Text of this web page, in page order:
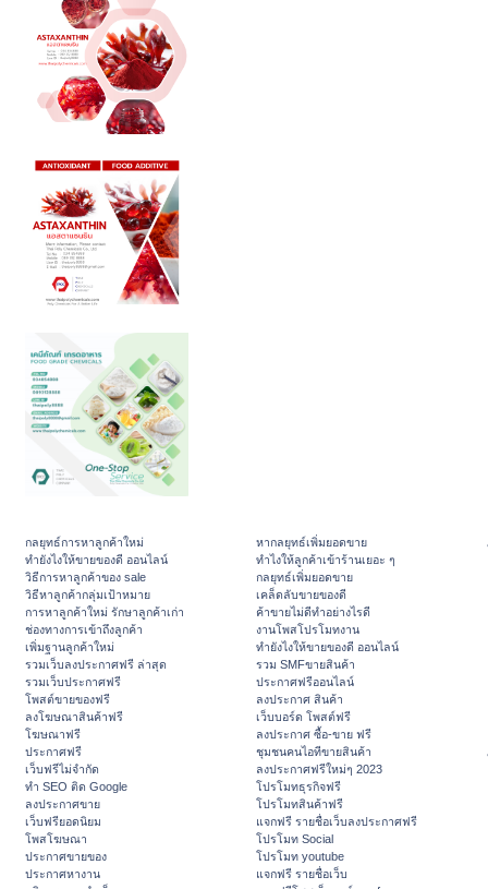
กลยุทธ์การหาลูกค้าใหม่
ทํายังไงให้ขายของดี ออนไลน์
วิธีการหาลูกค้าของ sale
วิธีหาลูกค้ากลุ่มเป้าหมาย
การหาลูกค้าใหม่ รักษาลูกค้าเก่า
ช่องทางการเข้าถึงลูกค้า
เพิ่มฐานลูกค้าใหม่
รวมเว็บลงประกาศฟรี ล่าสุด
รวมเว็บประกาศฟรี
โพสต์ขายของฟรี
ลงโฆษณาสินค้าฟรี
โฆษณาฟรี
ประกาศฟรี
เว็บฟรีไม่จำกัด
ทำ SEO ติด Google
ลงประกาศขาย
เว็บฟรียอดนิยม
โพสโฆษณา
ประกาศขายของ
ประกาศหางาน
หากลยุทธ์เพิ่มยอดขาย
ทําไงให้ลูกค้าเข้าร้านเยอะ ๆ
กลยุทธ์เพิ่มยอดขาย
เคล็ดลับขายของดี
ค้าขายไม่ดีทำอย่างไรดี
งานโพสโปรโมทงาน
ทํายังไงให้ขายของดี ออนไลน์
รวม SMFขายสินค้า
ประกาศฟรีออนไลน์
ลงประกาศ สินค้า
เว็บบอร์ด โพสต์ฟรี
ลงประกาศ ซื้อ-ขาย ฟรี
ชุมชนคนไอทีขายสินค้า
ลงประกาศฟรีใหม่ๆ 2023
โปรโมทธุรกิจฟรี
โปรโมทสินค้าฟรี
แจกฟรี รายชื่อเว็บลงประกาศฟรี
โปรโมท Social
โปรโมท youtube
แจกฟรี รายชื่อเว็บ